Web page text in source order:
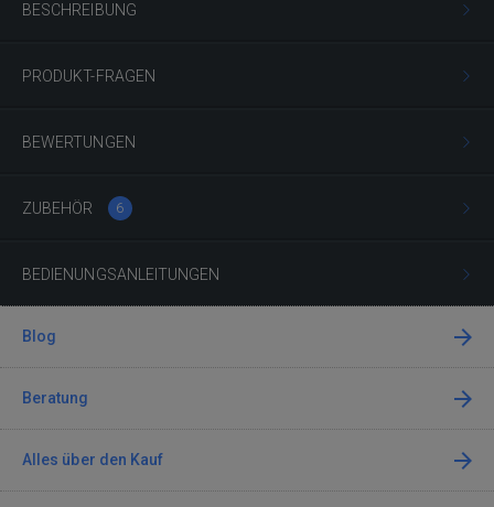
BESCHREIBUNG
PRODUKT-FRAGEN
BEWERTUNGEN
ZUBEHÖR 6
BEDIENUNGSANLEITUNGEN
Blog
Beratung
Alles über den Kauf